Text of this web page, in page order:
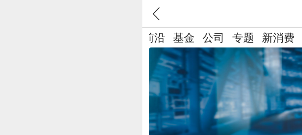
AI前沿 基金 公司 专题 新消费